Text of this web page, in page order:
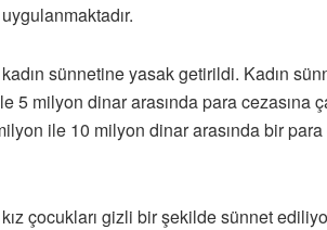
sünnetine yasak getirildi. Kadın
5 milyon dinar arasında para cezasına
ile 10 milyon dinar arasında bir para
çocukları gizli bir şekilde sünnet